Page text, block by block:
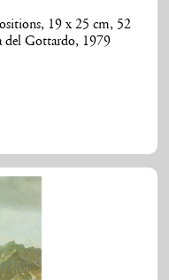
19 x 25 cm, 52
del Gottardo, 1979